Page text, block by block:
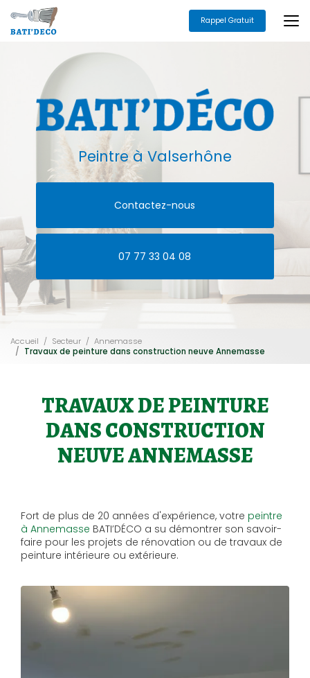
au
contenu
Rappel Gratuit
Peintreà Valserhône
Contactez-nous
07 77 33 04 08
Accueil Secteur
Annemasse
Travaux de peinture dans construction neuve Annemasse
TRAVAUX DE PEINTURE
DANS CONSTRUCTION
NEUVE ANNEMASSE
Fort de plus de 20 années d'expérience, votre peintre
à Annemasse BATI’DÉCO a su démontrer son savoir-
faire pour les projets de rénovation ou de travaux de
peinture intérieure ou extérieure.